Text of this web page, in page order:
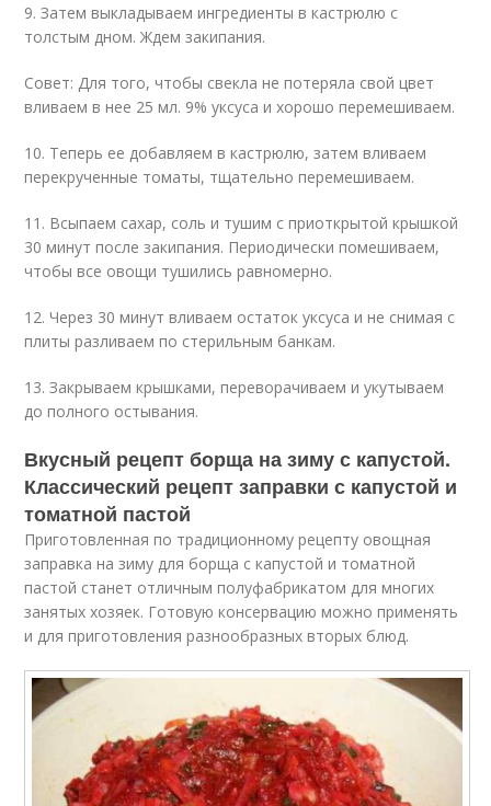
9. Затем выкладываем ингредиенты в кастрюлю с
толстым дном. Ждем закипания.
Совет: Для того, чтобы свекла не потеряла свой цвет
вливаем в нее 25 мл. 9% уксуса и хорошо перемешиваем.
10. Теперь ее добавляем в кастрюлю, затем вливаем
перекрученные томаты, тщательно перемешиваем.
11. Всыпаем сахар, соль и тушим с приоткрытой крышкой
30 минут после закипания. Периодически помешиваем,
чтобы все овощи тушились равномерно.
12. Через 30 минут вливаем остаток уксуса и не снимая с
плиты разливаем по стерильным банкам.
13. Закрываем крышками, переворачиваем и укутываем
до полного остывания.
Вкусный рецепт борща на зиму с капустой.
Классический рецепт заправки с капустой и
томатной пастой
Приготовленная по традиционному рецепту овощная
заправка на зиму для борща с капустой и томатной
пастой станет отличным полуфабрикатом для многих
занятых хозяек. Готовую консервацию можно применять
и для приготовления разнообразных вторых блюд.